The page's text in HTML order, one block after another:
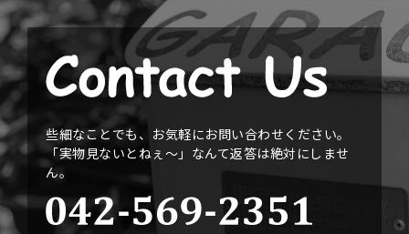
些細なことでも、お気軽にお問い合わせください。
「実物見ないとねぇ〜」なんて返答は絶対にしませ
ん。